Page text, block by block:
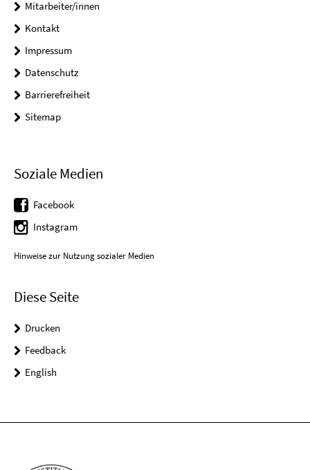
Mitarbeiter/innen
Kontakt
Impressum
Datenschutz
Barrierefreiheit
Sitemap
Soziale Medien
Facebook
Instagram
Hinweise zur Nutzung sozialer Medien
Diese Seite
Drucken
Feedback
English